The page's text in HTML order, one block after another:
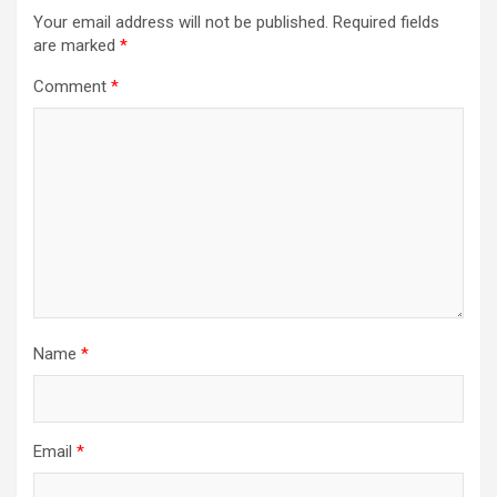
Your email address will not be published. Required fields
are marked *
Comment *
Name *
Email *